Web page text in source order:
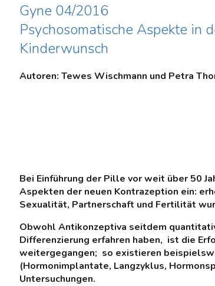
Gyne 04/2016
Psychosomatische Aspekte in
Kinderwunsch
Autoren: Tewes Wischmann und Petra
Bei Einführung der Pille vor weit über 50
Aspekten der neuen Kontrazeption ein:
Sexualität, Partnerschaft und Fertilität
Obwohl Antikonzeptiva seitdem
Differenzierung erfahren haben, ist die
weitergegangen; so existieren
(Hormonimplantate, Langzyklus,
Untersuchungen.